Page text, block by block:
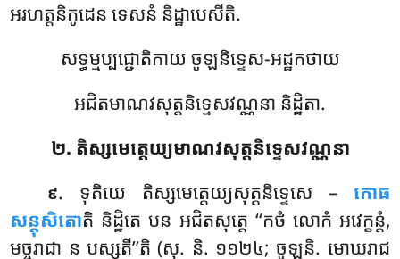
អរហត្តនិកូដេន ទេសនំ និដ្ឋាបេសីតិ.
សទ្ធម្មប្បជ្ជោតិកាយ ចូឡនិទ្ទេស-អដ្ឋកថាយ
អជិតមាណវសុត្តនិទ្ទេសវណ្ណនា និដ្ឋិតា.
២. តិស្សមេត្តេយ្យមាណវសុត្តនិទ្ទេសវណ្ណនា
៩. ទុតិយេ តិស្សមេត្តេយ្យសុត្តនិទ្ទេសេ – កោធ
សន្តុសិតោតិ និដ្ឋិតេ បន អជិតសុត្តេ ‘‘កថំ លោកំ អវេក្ខន្តំ,
មច្ចុរាជា ន បស្សតី’’តិ (សុ. និ. ១១២៤; ចូឡនិ. មោឃរាជ